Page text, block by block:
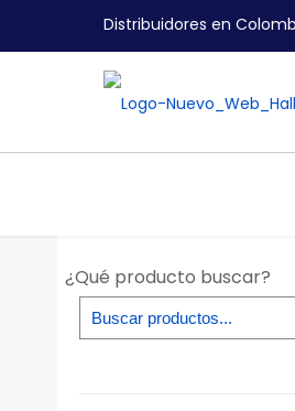
Distribuidores en
¿Qué producto buscar?